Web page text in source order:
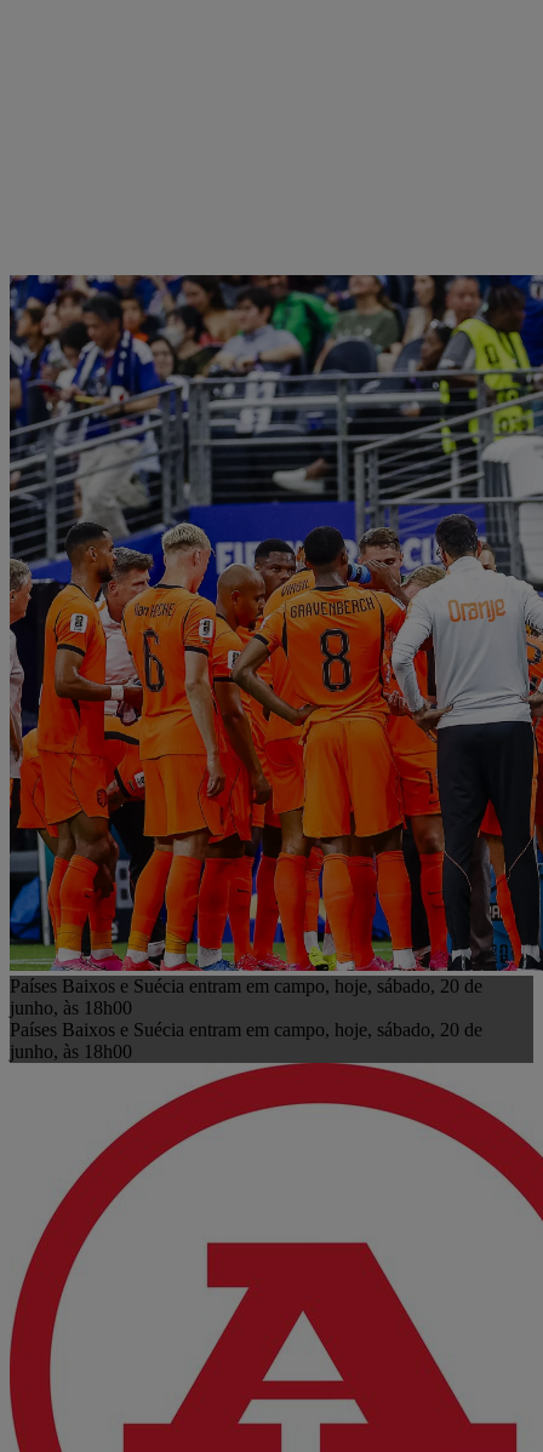
Países Baixos e Suécia entram em campo, hoje, sábado, 20 de
junho, às 18h00
Países Baixos e Suécia entram em campo, hoje, sábado, 20 de
junho, às 18h00